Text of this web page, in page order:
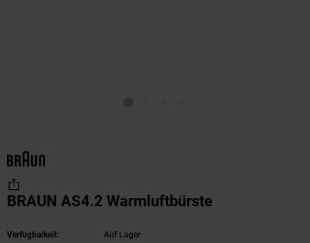
BRAUN AS4.2 Warmluftbürste
Verfügbarkeit:
Auf Lager